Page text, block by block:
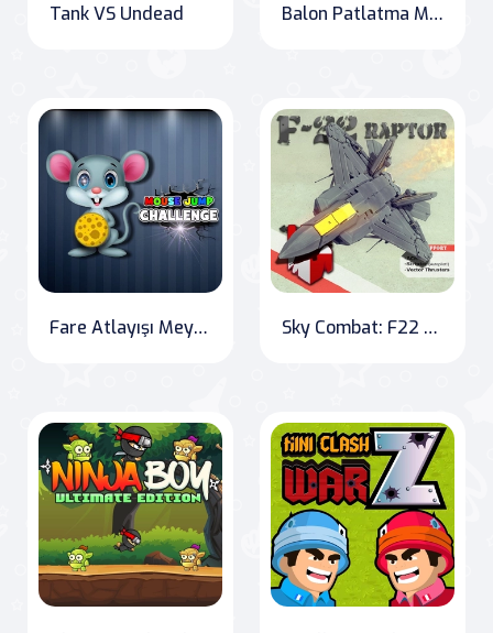
Tank VS Undead Balon Patlatma Mermerleri
Fare Atlayışı Meydan Okuma Sky Combat: F22 Fighter 2D Showdown